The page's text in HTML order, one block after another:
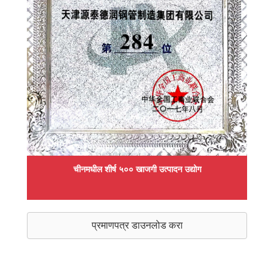
चीनमधील शीर्ष ५०० खाजगी उत्पादन उद्योग
प्रमाणपत्र डाउनलोड करा